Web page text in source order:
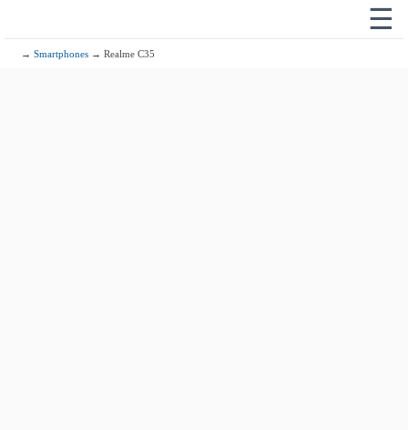
☰
→Smartphones → Realme C35